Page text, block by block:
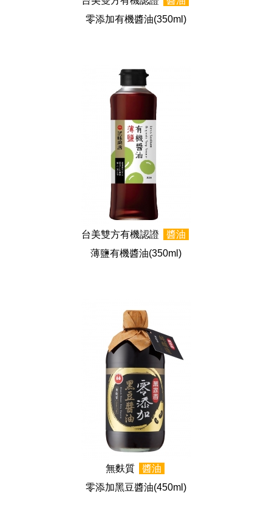
零添加有機醬油(350ml)
台美雙方有機認證
醬油
薄鹽有機醬油(350ml)
無麩質
醬油
零添加黑豆醬油(450ml)